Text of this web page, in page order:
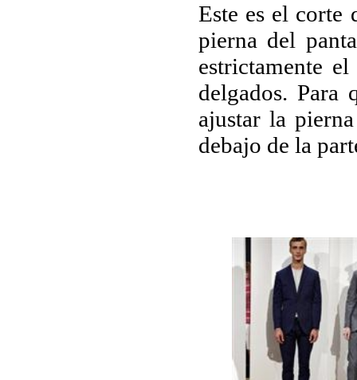
Este es el corte
pierna del
estrictamente
delgados. Para
ajustar la
debajo de la